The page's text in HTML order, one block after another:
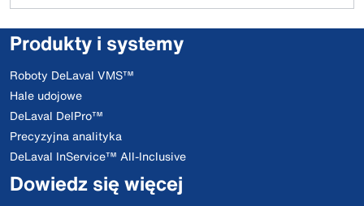
Produkty i systemy
Roboty DeLaval VMS™
Hale udojowe
DeLaval DelPro™
Precyzyjna analityka
DeLaval InService™ All-Inclusive
Dowiedz się więcej